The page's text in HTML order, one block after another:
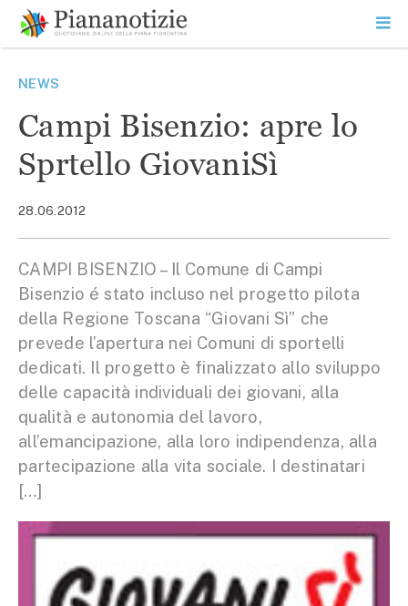
contenuto
SEARCH
NEWS
Campi Bisenzio: apre lo
Sprtello GiovaniSì
28.06.2012
CAMPI BISENZIO – Il Comune di Campi
Bisenzio é stato incluso nel progetto pilota
della Regione Toscana “Giovani Sì” che
prevede l’apertura nei Comuni di sportelli
dedicati. Il progetto è finalizzato allo sviluppo
delle capacità individuali dei giovani, alla
qualità e autonomia del lavoro,
all’emancipazione, alla loro indipendenza, alla
partecipazione alla vita sociale. I destinatari
[…]